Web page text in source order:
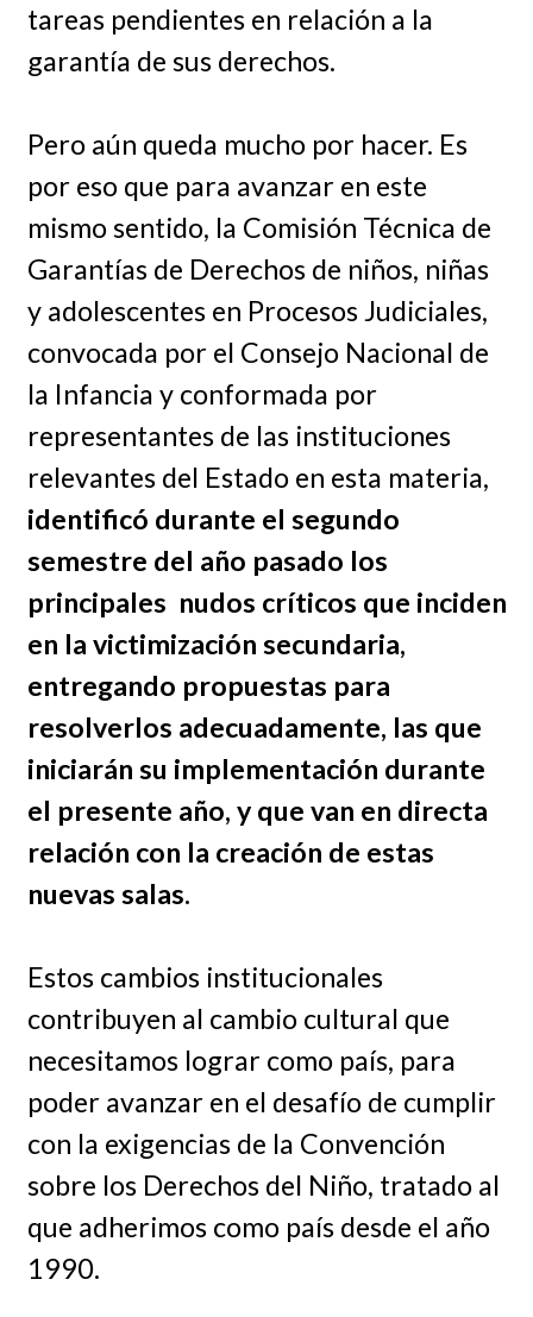
tareas pendientes en relación a la
garantía de sus derechos.
Pero aún queda mucho por hacer. Es
por eso que para avanzar en este
mismo sentido, la Comisión Técnica de
Garantías de Derechos de niños, niñas
y adolescentes en Procesos Judiciales,
convocada por el Consejo Nacional de
la Infancia y conformada por
representantes de las instituciones
relevantes del Estado en esta materia,
identificó durante el segundo
semestre del año pasado los
principales nudos críticos que inciden
en la victimización secundaria,
entregando propuestas para
resolverlos adecuadamente, las que
iniciarán su implementación durante
el presente año, y que van en directa
relación con la creación de estas
nuevas salas.
Estos cambios institucionales
contribuyen al cambio cultural que
necesitamos lograr como país, para
poder avanzar en el desafío de cumplir
con la exigencias de la Convención
sobre los Derechos del Niño, tratado al
que adherimos como país desde el año
1990.